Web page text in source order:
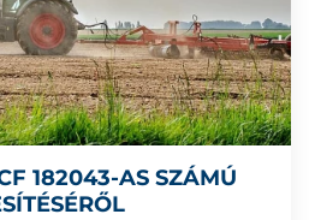
182043-AS SZÁMÚ